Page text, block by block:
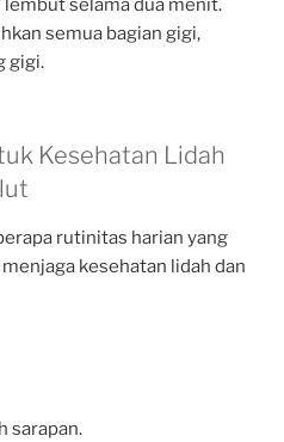
selama dua menit.
semua bagian gigi,
gigi.
Kesehatan Lidah
rutinitas harian yang
kesehatan lidah dan
sarapan.